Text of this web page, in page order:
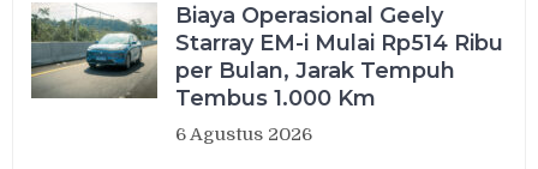
Biaya Operasional Geely
Starray EM-i Mulai Rp514 Ribu
per Bulan, Jarak Tempuh
Tembus 1.000 Km
6 Agustus 2026